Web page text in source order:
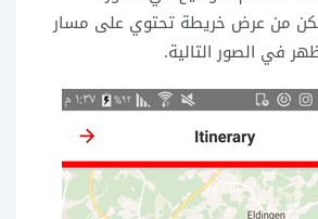
من عرض خريطة تحتوي على مسار
في الصور التالية.